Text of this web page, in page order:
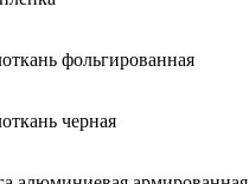
фольгированная
черная